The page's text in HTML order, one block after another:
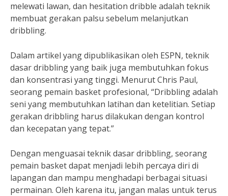
melewati lawan, dan hesitation dribble adalah teknik
membuat gerakan palsu sebelum melanjutkan
dribbling.
Dalam artikel yang dipublikasikan oleh ESPN, teknik
dasar dribbling yang baik juga membutuhkan fokus
dan konsentrasi yang tinggi. Menurut Chris Paul,
seorang pemain basket profesional, “Dribbling adalah
seni yang membutuhkan latihan dan ketelitian. Setiap
gerakan dribbling harus dilakukan dengan kontrol
dan kecepatan yang tepat.”
Dengan menguasai teknik dasar dribbling, seorang
pemain basket dapat menjadi lebih percaya diri di
lapangan dan mampu menghadapi berbagai situasi
permainan. Oleh karena itu, jangan malas untuk terus